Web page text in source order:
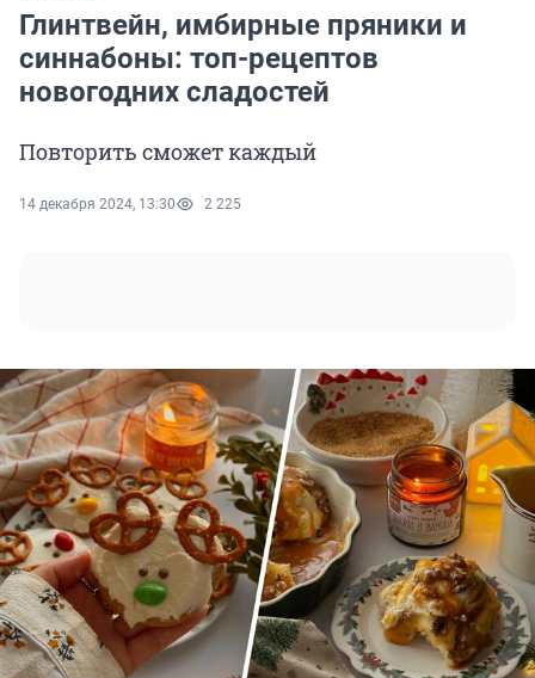
Глинтвейн, имбирные пряники и
синнабоны: топ-рецептов
новогодних сладостей
Повторить сможет каждый
14 декабря 2024, 13:30 2 225